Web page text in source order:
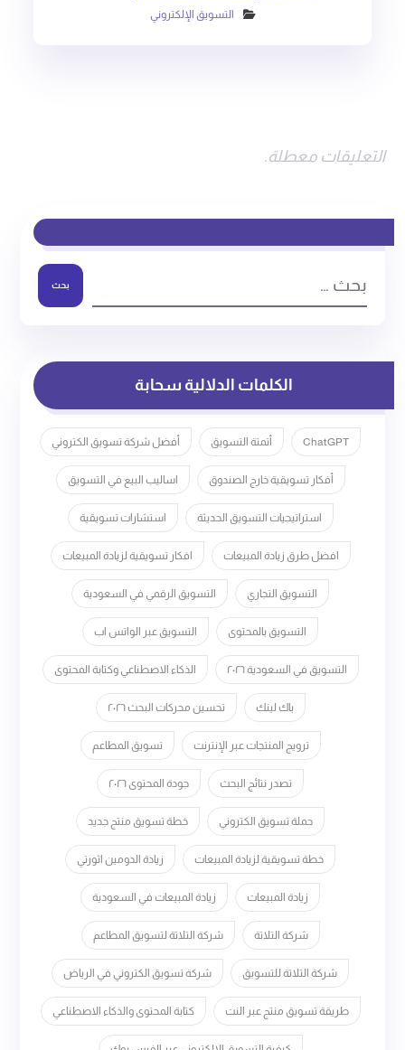
التسويق الإلكتروني
التعليقات معطلة.
بحث
الكلمات الدلالية سحابة
ChatGPT أتمتة التسويق أفضل شركة تسويق الكتروني
أفكار تسويقية خارج الصندوق اساليب البيع في التسويق
استراتيجيات التسويق الحديثة استشارات تسويقية
افضل طرق زيادة المبيعات افكار تسويقية لزيادة المبيعات
التسويق التجاري التسويق الرقمي في السعودية
التسويق بالمحتوى التسويق عبر الواتس اب
التسويق في السعودية ٢٠٢٦ الذكاء الاصطناعي وكتابة المحتوى
باك لينك تحسين محركات البحث ٢٠٢٦
ترويج المنتجات عبر الإنترنت تسويق المطاعم
تصدر نتائج البحث جودة المحتوى ٢٠٢٦
حملة تسويق الكتروني خطة تسويق منتج جديد
خطة تسويقية لزيادة المبيعات زيادة الدومين اثورتي
زيادة المبيعات زيادة المبيعات في السعودية
شركة التلاتة شركة التلاتة لتسويق المطاعم
شركة التلاتة للتسويق شركة تسويق الكتروني في الرياض
طريقة تسويق منتج عبر النت كتابة المحتوى والذكاء الاصطناعي